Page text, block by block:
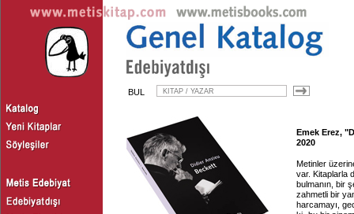
BUL
Emek Erez,
2020
Metinler
var. Kitaplarla
bulmanın, bir
zahmetli bir
harcamayı,